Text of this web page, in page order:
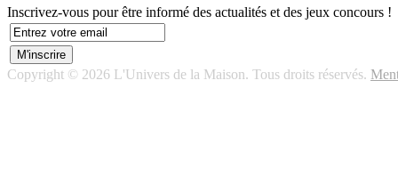
Inscrivez-vous pour être informé des actualités et des jeux concours !
Copyright © 2026 L'Univers de la Maison. Tous droits réservés.